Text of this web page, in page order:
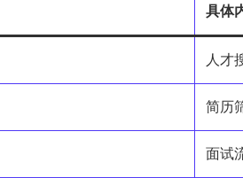
具体
人才
简历
面试